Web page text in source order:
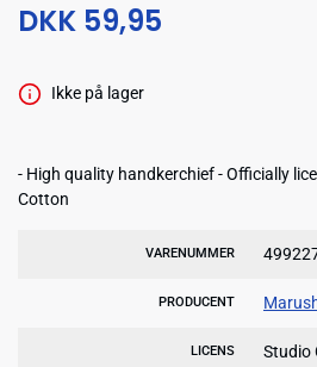
DKK 59,95
Ikke på lager
- High quality handkerchief - Officially
Cotton
VARENUMMER
PRODUCENT
LICENS Studio